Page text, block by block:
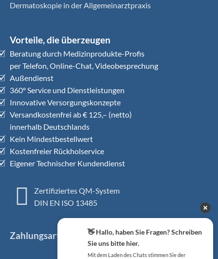
Dermatoskopie in der Allgemeinarztpraxis
Vorteile, die überzeugen
Beratung durch Medizinprodukte-Profis
per Telefon, Online-Chat, Videobesprechung
Außendienst
360° Service und Dienstleistungen
Innovative Versorgungskonzepte
Versandkostenfrei ab € 125,– (netto)
innerhalb Deutschlands
Kein Mindestbestellwert
Kostenfreier Rückholservice
Eigener Technischer Kundendienst
Zertifiziertes QM-System
DIN EN ISO 13485
Zahlungsarten
👋 Hallo, haben Sie Fragen? Schreiben
Sie uns bitte hier.
Mit dem Laden des Chats stimmen Sie der